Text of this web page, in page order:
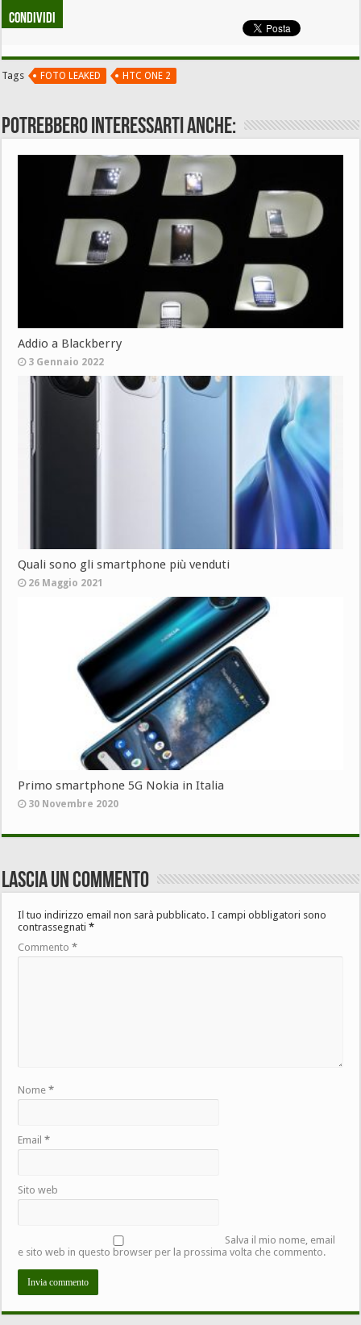
Condividi
Tags FOTO LEAKED HTC ONE 2
Potrebbero interessarti anche:
Addio a Blackberry
3 Gennaio 2022
Quali sono gli smartphone più venduti
26 Maggio 2021
Primo smartphone 5G Nokia in Italia
30 Novembre 2020
Lascia un commento
Il tuo indirizzo email non sarà pubblicato. I campi obbligatori sono
contrassegnati*
Commento*
Nome*
Email*
Sito web
Salva il mio nome, email
e sito web in questo browser per la prossima volta che commento.